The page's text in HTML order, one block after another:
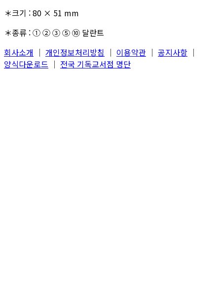
＊크기 : 80 × 51 mm
＊종류 : ① ② ③ ⑤ ⑩ 달란트
회사소개 │ 개인정보처리방침 │ 이용약관 │ 공지사항 │
양식다운로드 │ 전국 기독교서점 명단